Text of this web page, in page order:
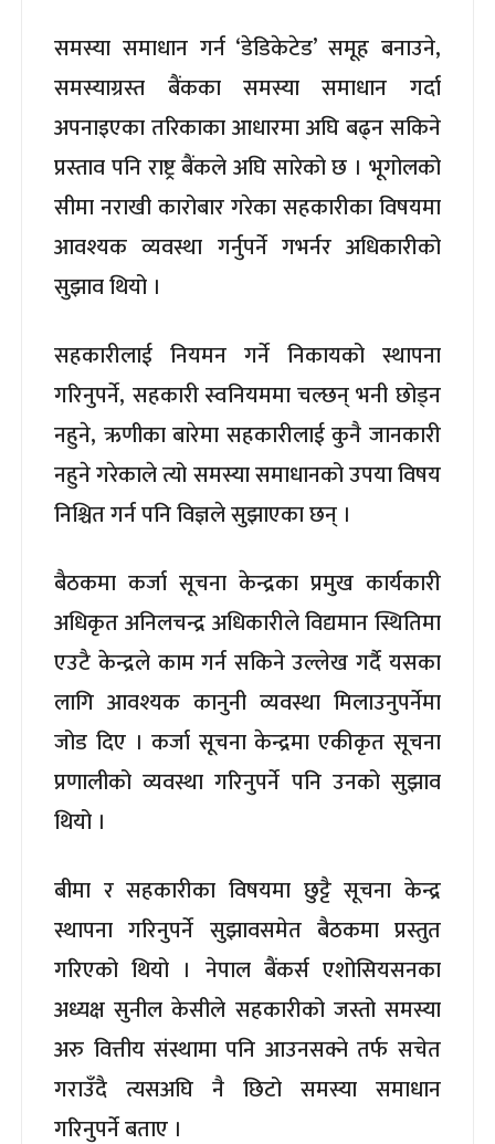
समस्या समाधान गर्न ‘डेडिकेटेड’ समूह बनाउने,
समस्याग्रस्त बैंकका समस्या समाधान गर्दा
अपनाइएका तरिकाका आधारमा अघि बढ्न सकिने
प्रस्ताव पनि राष्ट्र बैंकले अघि सारेको छ । भूगोलको
सीमा नराखी कारोबार गरेका सहकारीका विषयमा
आवश्यक व्यवस्था गर्नुपर्ने गभर्नर अधिकारीको
सुझाव थियो ।
सहकारीलाई नियमन गर्ने निकायको स्थापना
गरिनुपर्ने, सहकारी स्वनियममा चल्छन् भनी छोड्न
नहुने, ऋणीका बारेमा सहकारीलाई कुनै जानकारी
नहुने गरेकाले त्यो समस्या समाधानको उपया विषय
निश्चित गर्न पनि विज्ञले सुझाएका छन् ।
बैठकमा कर्जा सूचना केन्द्रका प्रमुख कार्यकारी
अधिकृत अनिलचन्द्र अधिकारीले विद्यमान स्थितिमा
एउटै केन्द्रले काम गर्न सकिने उल्लेख गर्दै यसका
लागि आवश्यक कानुनी व्यवस्था मिलाउनुपर्नेमा
जोड दिए । कर्जा सूचना केन्द्रमा एकीकृत सूचना
प्रणालीको व्यवस्था गरिनुपर्ने पनि उनको सुझाव
थियो ।
बीमा र सहकारीका विषयमा छुट्टै सूचना केन्द्र
स्थापना गरिनुपर्ने सुझावसमेत बैठकमा प्रस्तुत
गरिएको थियो । नेपाल बैंकर्स एशोसियसनका
अध्यक्ष सुनील केसीले सहकारीको जस्तो समस्या
अरु वित्तीय संस्थामा पनि आउनसक्ने तर्फ सचेत
गराउँदै त्यसअघि नै छिटो समस्या समाधान
गरिनुपर्ने बताए ।